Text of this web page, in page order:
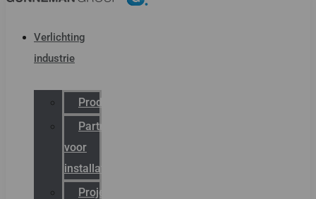
Verlichting
industrie
Productcatalogus
Partner
voor
installateurs
Projectreferenties